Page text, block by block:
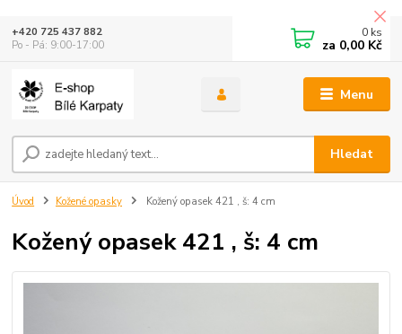
Menu
Hledat
+420 725 437 882
Po - Pá: 9:00-17:00
0 ks
za 0,00 Kč
Úvod Kožené opasky Kožený opasek 421 , š: 4 cm
Kožený opasek 421 , š: 4 cm